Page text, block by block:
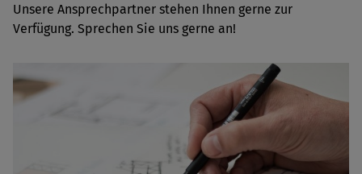
Unsere Ansprechpartner stehen Ihnen gerne zur
Verfügung. Sprechen Sie uns gerne an!